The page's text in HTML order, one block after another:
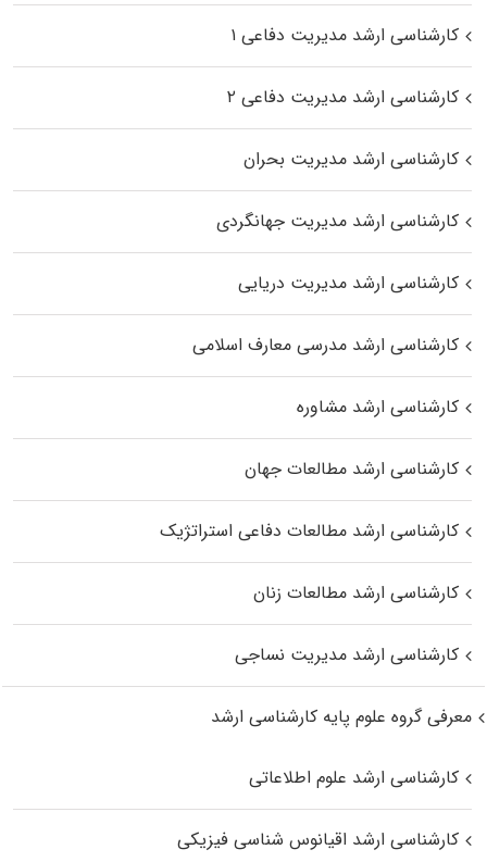
کارشناسی ارشد مدیریت دفاعی ۱
کارشناسی ارشد مدیریت دفاعی ۲
کارشناسی ارشد مدیریت بحران
کارشناسی ارشد مدیریت جهانگردی
کارشناسی ارشد مدیریت دریایی
کارشناسی ارشد مدرسی معارف اسلامی
کارشناسی ارشد مشاوره
کارشناسی ارشد مطالعات جهان
کارشناسی ارشد مطالعات دفاعی استراتژیک
کارشناسی ارشد مطالعات زنان
کارشناسی ارشد مدیریت نساجی
معرفی گروه علوم پایه کارشناسی ارشد
کارشناسی ارشد علوم اطلاعاتی
کارشناسی ارشد اقیانوس‌ شناسی فیزیکی